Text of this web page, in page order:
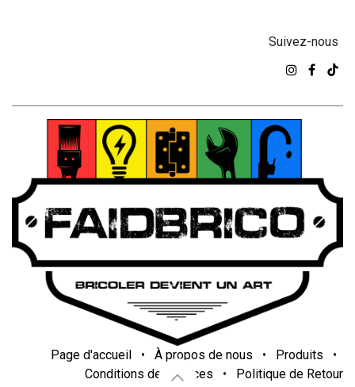
Suivez-nous
Page d'accueil • À propos de nous • Produits
•
Conditions de services
• Politique de Retour